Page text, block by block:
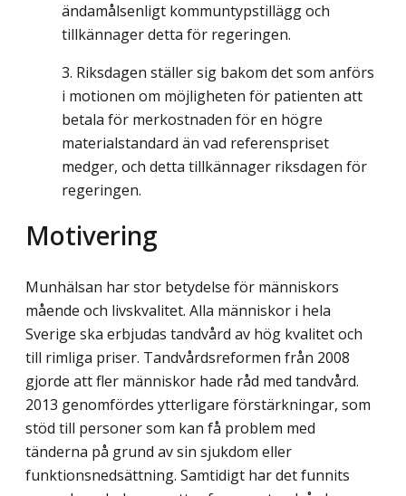
ändamålsenligt kommuntypstillägg och
tillkännager detta för regeringen.
Riksdagen ställer sig bakom det som anförs
i motionen om möjligheten för patienten att
betala för merkostnaden för en högre
materialstandard än vad referenspriset
medger, och detta tillkännager riksdagen för
regeringen.
Motivering
Munhälsan har stor betydelse för människors
mående och livskvalitet. Alla människor i hela
Sverige ska erbjudas tandvård av hög kvalitet och
till rimliga priser. Tandvårds­reformen från 2008
gjorde att fler människor hade råd med tandvård.
2013 genomfördes ytterligare förstärkningar, som
stöd till personer som kan få problem med
tänderna på grund av sin sjukdom eller
funktionsnedsättning. Samtidigt har det funnits